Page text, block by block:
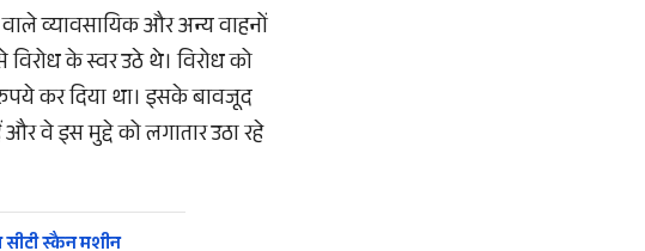
व्यावसायिक और अन्य वाहनों
के स्वर उठे थे। विरोध को
कर दिया था। इसके बावजूद
वे इस मुद्दे को लगातार उठा रहे